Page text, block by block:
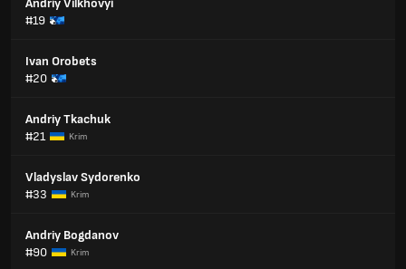
Andriy Vilkhovyi
#19
Ivan Orobets
#20
Andriy Tkachuk
#21
Krim
Vladyslav Sydorenko
#33
Krim
Andriy Bogdanov
#90
Krim